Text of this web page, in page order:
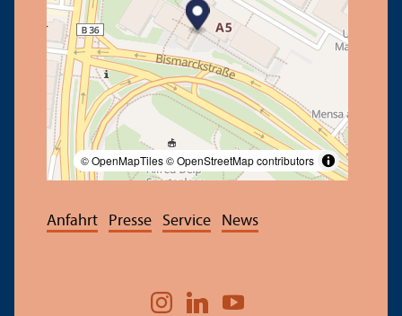
© OpenMapTiles© OpenStreetMap contributors
Anfahrt Presse Service News